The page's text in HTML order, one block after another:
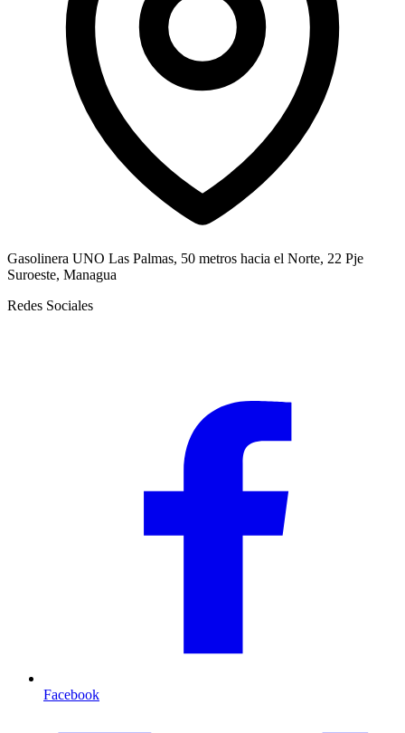
Gasolinera UNO Las Palmas, 50 metros hacia el Norte, 22 Pje
Suroeste, Managua
Redes Sociales
Facebook